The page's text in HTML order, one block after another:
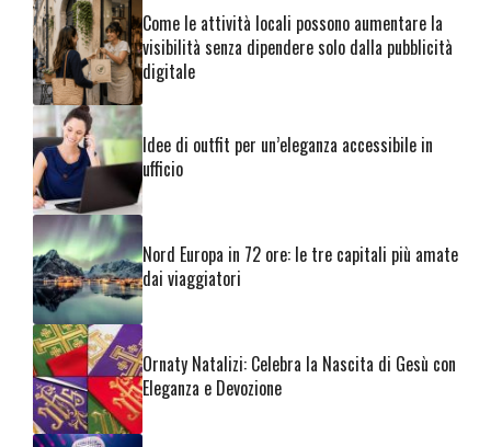
Come le attività locali possono aumentare la
visibilità senza dipendere solo dalla pubblicità
digitale
Idee di outfit per un’eleganza accessibile in
ufficio
Nord Europa in 72 ore: le tre capitali più amate
dai viaggiatori
Ornaty Natalizi: Celebra la Nascita di Gesù con
Eleganza e Devozione